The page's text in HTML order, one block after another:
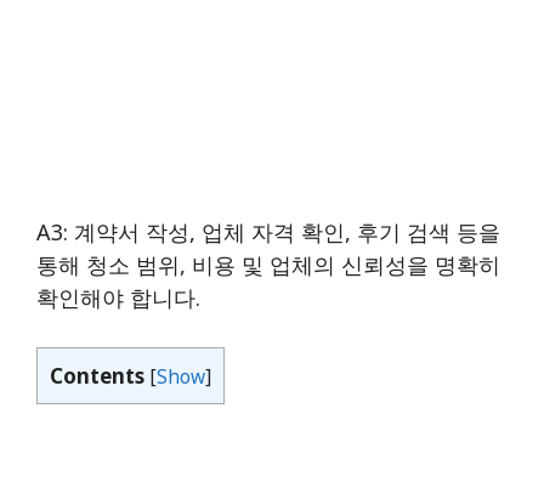
A3: 계약서 작성, 업체 자격 확인, 후기 검색 등을
통해 청소 범위, 비용 및 업체의 신뢰성을 명확히
확인해야 합니다.
Contents [Show]